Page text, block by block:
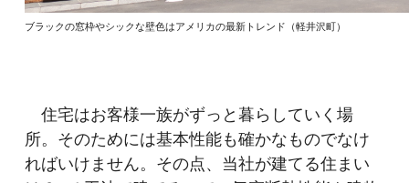
ブラックの窓枠やシックな壁色はアメリカの最新トレンド（軽井沢町）
住宅はお客様一族がずっと暮らしていく場
所。そのためには基本性能も確かなものでなけ
ればいけません。その点、当社が建てる住まい